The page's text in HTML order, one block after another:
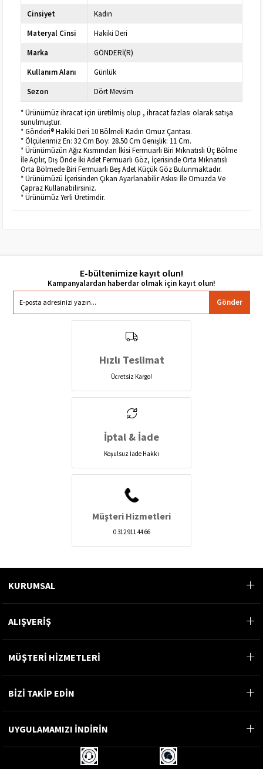
Cinsiyet
Kadın
Materyal Cinsi
Hakiki Deri
Marka
GÖNDERİ(R)
Kullanım Alanı
Günlük
Sezon
Dört Mevsim
* Ürünümüz ihracat için üretilmiş olup , ihracat fazlası olarak satışa
sunulmuştur.
* Gönderi® Hakiki Deri 10 Bölmeli Kadın Omuz Çantası.
* Ölçülerimiz En: 32 Cm Boy: 28.50 Cm Genişlik: 11 Cm.
* Ürünümüzün Ağız Kısmından İkisi Fermuarlı Biri Mıknatıslı Üç Bölme
İle Açılır, Dış Önde İki Adet Fermuarlı Göz, İçerisinde Orta Mıknatıslı
Orta Bölmede Biri Fermuarlı Beş Adet Küçük Göz Bulunmaktadır.
* Ürünümüzü İçerisinden Çıkan Ayarlanabilir Askısı İle Omuzda Ve
Çapraz Kullanabilirsiniz.
* Ürünümüz Yerli Üretimdir.
E-bültenimize kayıt olun!
Gönder
Hızlı Teslimat
Ücretsiz Kargo!
İptal & İade
Koşulsuz İade Hakkı
Müşteri Hizmetleri
0 312 911 44 66
KURUMSAL
ALIŞVERİŞ
MÜŞTERİ HİZMETLERİ
BİZİ TAKİP EDİN
UYGULAMAMIZI İNDİRİN